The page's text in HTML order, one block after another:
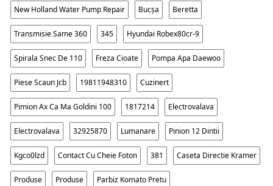
New Holland Water Pump Repair Bucșa Beretta
Transmisie Same 360 345 Hyundai Robex80cr-9
Spirala Snec De 110 Freza Cioate Pompa Apa Daewoo
Piese Scaun Jcb 19811948310 Cuzinert
Pimion Ax Ca Ma Goldini 100 1817214 Electrovalava
Electrovalava 32925870 Lumanare Pinion 12 Dintii
Kgco0lzd Contact Cu Cheie Foton 381 Caseta Directie Kramer
Produse Produse Parbiz Komato Pretu